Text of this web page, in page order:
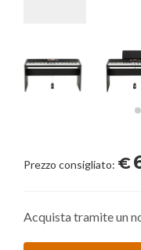
Prezzo consigliato: €
Acquista tramite un